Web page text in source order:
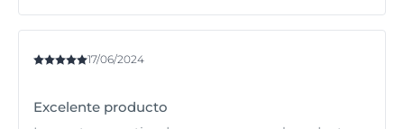
17/06/2024
Excelente producto